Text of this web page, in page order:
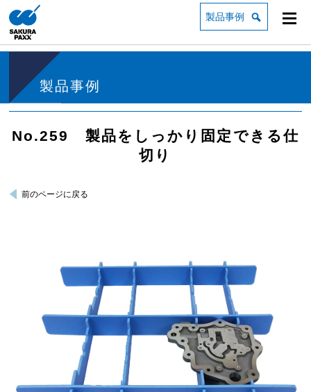
製品事例
製品事例
No.259 製品をしっかり固定できる仕
切り
前のページに戻る